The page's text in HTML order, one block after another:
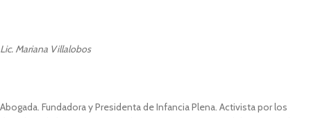
Lic. Mariana Villalobos
Abogada. Fundadora y Presidenta de Infancia Plena. Activista por los